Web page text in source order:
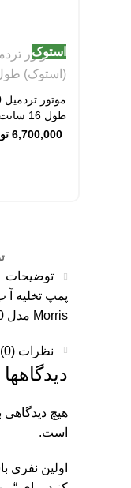
استوک
طول 16 سانت مدل C
6,700,000
توضیحات
پمپ تخلیه
Morris مدل INTELX 1010
نظرات (0)
دیدگاهها
هیچ
است.
اولین نفری